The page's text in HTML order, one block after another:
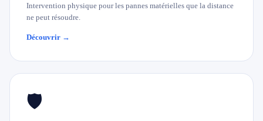
Intervention physique pour les pannes matérielles que la distance
ne peut résoudre.
Découvrir →
🛡️